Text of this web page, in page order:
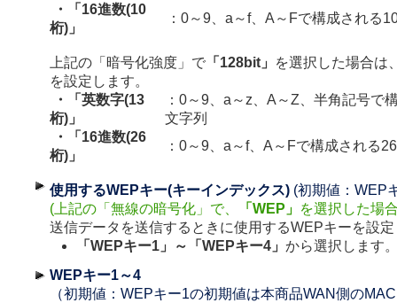
・「16進数(10
桁)」
：0～9、a～f、A～Fで構成される
上記の「暗号化強度」で 「128bit」
を選択した場合は
を設定します。
・「英数字(13
桁)」
：0～9、a～z、A～Z、半角記号で
文字列
・「16進数(26
桁)」
：0～9、a～f、A～Fで構成される
使用するWEPキー(キーインデックス) (初期値：WEP
(上記の「無線の暗号化」で、
「WEP」 を選択した場
送信データを送信するときに使用するWEPキーを設
「WEPキー1」～「WEPキー4」 から選択します
WEPキー1～4
（初期値：WEPキー1の初期値は本商品WAN側の